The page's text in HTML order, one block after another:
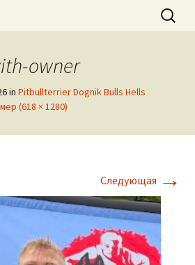
kennel DOGNIK
registered. APBT
Worldwide shipping
Найти:
owner
in Pitbullterrier Dognik Bulls Hells
(618 × 1280)
Следующая →